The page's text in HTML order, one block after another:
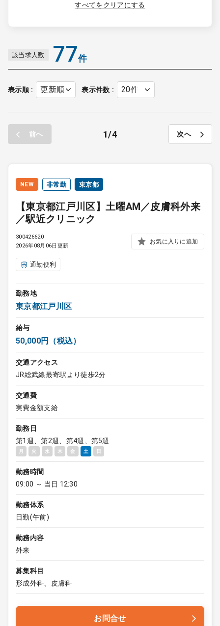
採用をお考えの医療機関の方
すべてをクリアにする
該当求人数 77件
表示順 表示件数
前へ 1 4 次へ
NEW 非常勤 東京都
【東京都江戸川区】土曜AM／皮膚科外来
／駅近クリニック
300426620
2026年08月06日更新
お気に入りに追加
通勤便利
勤務地
東京都江戸川区
給与
50,000円（税込）
交通アクセス
JR総武線最寄駅より徒歩2分
交通費
実費金額支給
勤務日
第1週、第2週、第4週、第5週
月 火 水 木 金 土 日
勤務時間
09:00 ～ 当日 12:30
勤務体系
日勤(午前)
勤務内容
外来
募集科目
形成外科、皮膚科
お問合せ